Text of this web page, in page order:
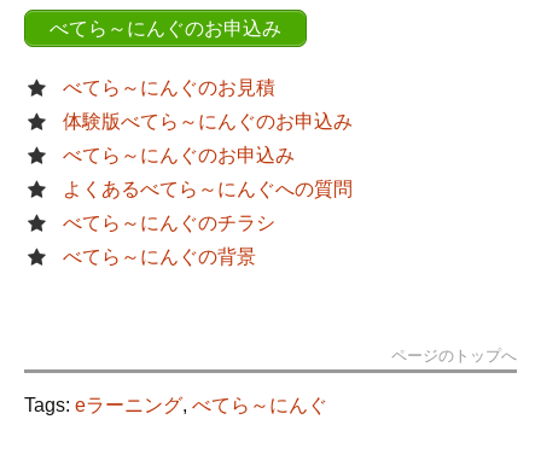
べてら～にんぐのお申込み
べてら～にんぐのお見積
体験版べてら～にんぐのお申込み
べてら～にんぐのお申込み
よくあるべてら～にんぐへの質問
べてら～にんぐのチラシ
べてら～にんぐの背景
ページのトップへ
Tags: eラーニング, べてら～にんぐ